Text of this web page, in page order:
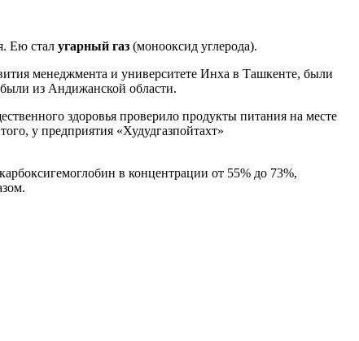
Ею стал угарный газ (монооксид углерода).
менеджмента и университете Инха в Ташкенте, были
из Андижанской области.
здоровья проверило продукты питания на месте
у предприятия «Худудгазпойтахт»
в концентрации от 55% до 73%,